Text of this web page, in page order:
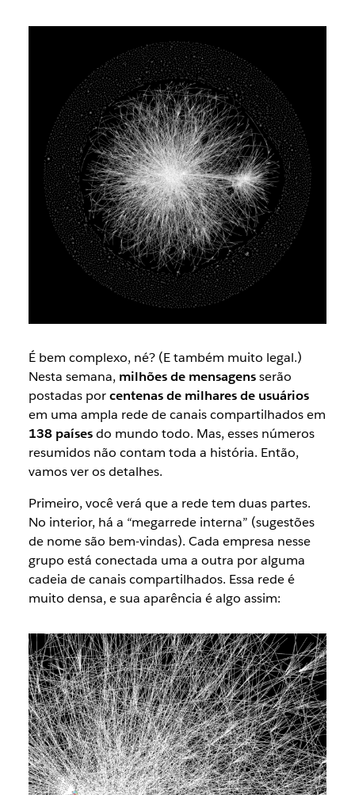
É bem complexo, né? (E também muito legal.)
Nesta semana, milhões de mensagensserão
postadas porcentenas de milhares de usuários
em uma ampla rede de canais compartilhados em
138 paísesdo mundo todo. Mas, esses números
resumidos não contam toda a história. Então,
vamos ver os detalhes.
Primeiro, você verá que a rede tem duas partes.
No interior, há a “megarrede interna” (sugestões
de nome são bem-vindas). Cada empresa nesse
grupo está conectada uma a outra por alguma
cadeia de canais compartilhados. Essa rede é
muito densa, e sua aparência é algo assim: